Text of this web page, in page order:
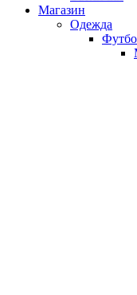
Магазин
Одежда